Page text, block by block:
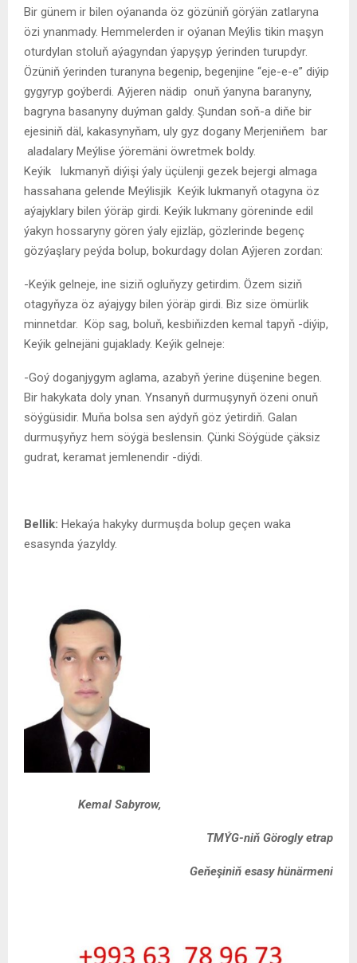
Bir günem ir bilen oýananda öz gözüniň görýän zatlaryna
özi ynanmady. Hemmelerden ir oýanan Meýlis tikin maşyn
oturdylan stoluň aýagyndan ýapyşyp ýerinden turupdyr.
Özüniň ýerinden turanyna begenip, begenjine “eje-e-e” diýip
gygyryp goýberdi. Aýjeren nädip onuň ýanyna baranyny,
bagryna basanyny duýman galdy. Şundan soň-a diňe bir
ejesiniň däl, kakasynyňam, uly gyz dogany Merjeniňem bar
aladalary Meýlise ýöremäni öwretmek boldy.
Keýik lukmanyň diýişi ýaly üçülenji gezek bejergi almaga
hassahana gelende Meýlisjik Keýik lukmanyň otagyna öz
aýajyklary bilen ýöräp girdi. Keýik lukmany göreninde edil
ýakyn hossaryny gören ýaly ejizläp, gözlerinde begenç
gözýaşlary peýda bolup, bokurdagy dolan Aýjeren zordan:
-Keýik gelneje, ine siziň ogluňyzy getirdim. Özem siziň
otagyňyza öz aýajygy bilen ýöräp girdi. Biz size ömürlik
minnetdar. Köp sag, boluň, kesbiňizden kemal tapyň -diýip,
Keýik gelnejäni gujaklady. Keýik gelneje:
-Goý doganjygym aglama, azabyň ýerine düşenine begen.
Bir hakykata doly ynan. Ynsanyň durmuşynyň özeni onuň
söýgüsidir. Muňa bolsa sen aýdyň göz ýetirdiň. Galan
durmuşyňyz hem söýgä beslensin. Çünki Söýgüde çäksiz
gudrat, keramat jemlenendir -diýdi.
Bellik: Hekaýa hakyky durmuşda bolup geçen waka
esasynda ýazyldy.
Kemal Sabyrow,
TMÝG-niň Görogly etrap
Geňeşiniň esasy hünärmeni